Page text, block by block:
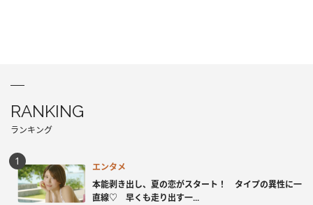
RANKING
ランキング
エンタメ
本能剥き出し、夏の恋がスタート！ タイプの異性に一
直線♡ 早くも走り出す一...